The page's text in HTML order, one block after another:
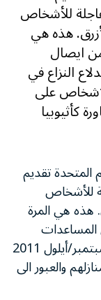
للأشخاص
هذه هي
من ايصال
النزاع في
آلاف الاشخاص على
كأثيوبيا
المتحدة تقديم
للأشخاص
هذه هي المرة
المساعدات
الغذائية للمحتاجين منذ اندلاع النزاع في سبتمبر/أيلول 2011
والعبور الى